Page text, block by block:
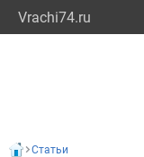
Vrachi74.ru
Статьи